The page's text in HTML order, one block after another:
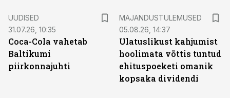
UUDISED
31.07.26, 10:35
Coca-Cola vahetab
Baltikumi
piirkonnajuhti
MAJANDUSTULEMUSED
05.08.26, 14:37
Ulatuslikust kahjumist
hoolimata võttis tuntud
ehituspoeketi omanik
kopsaka dividendi